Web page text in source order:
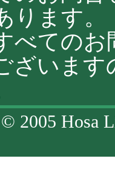
ります。
べての
ざいます
2005 Hosa